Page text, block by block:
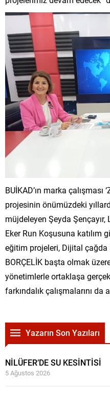
BUİKAD’ın marka çalışması
projesinin önümüzdeki
müjdeleyen Şeyda Şençayır,
Eker Run Koşusuna katılım
eğitim projeleri, Dijital çağda
BORÇELİK başta olmak
yönetimlerle ortaklaşa
farkındalık çalışmalarını da
Yazarın Son Yazıları
NİLÜFER’DE SU KESİNTİSİ
5 Ağustos 2026